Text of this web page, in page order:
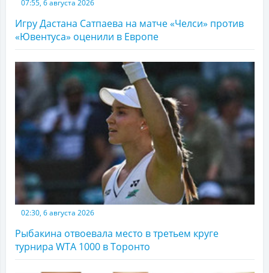
07:55, 6 августа 2026
Игру Дастана Сатпаева на матче «Челси» против
«Ювентуса» оценили в Европе
02:30, 6 августа 2026
Рыбакина отвоевала место в третьем круге
турнира WTA 1000 в Торонто